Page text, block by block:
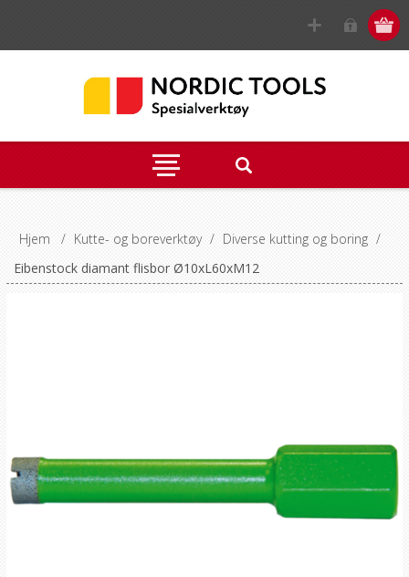
Hjem / Kutte- og boreverktøy / Diverse kutting og boring /
Eibenstock diamant flisbor Ø10xL60xM12